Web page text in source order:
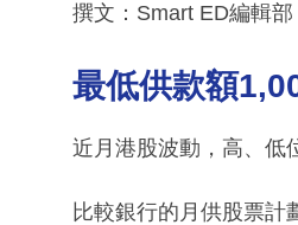
撰文：Smart ED編輯部
最低供款額
近月港股波動，高、低
比較銀行的月供股票計